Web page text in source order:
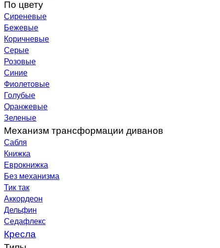
По цвету
Сиреневые
Бежевые
Коричневые
Серые
Розовые
Синие
Фиолетовые
Голубые
Оранжевые
Зеленые
Механизм трансформации диванов
Сабля
Книжка
Еврокнижка
Без механизма
Тик так
Аккордеон
Дельфин
Седафлекс
Кресла